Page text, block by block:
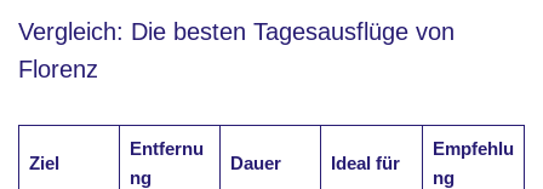
Vergleich: Die besten Tagesausflüge von
Florenz
Ziel
Entfernu
ng
Dauer Ideal für
Empfehlu
ng